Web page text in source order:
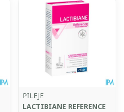
PILEJE
LACTIBIANE REFERENCE